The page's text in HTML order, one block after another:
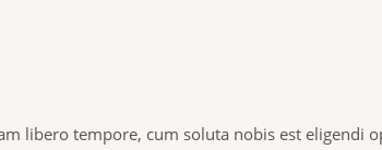
libero tempore, cum soluta nobis est eligendi